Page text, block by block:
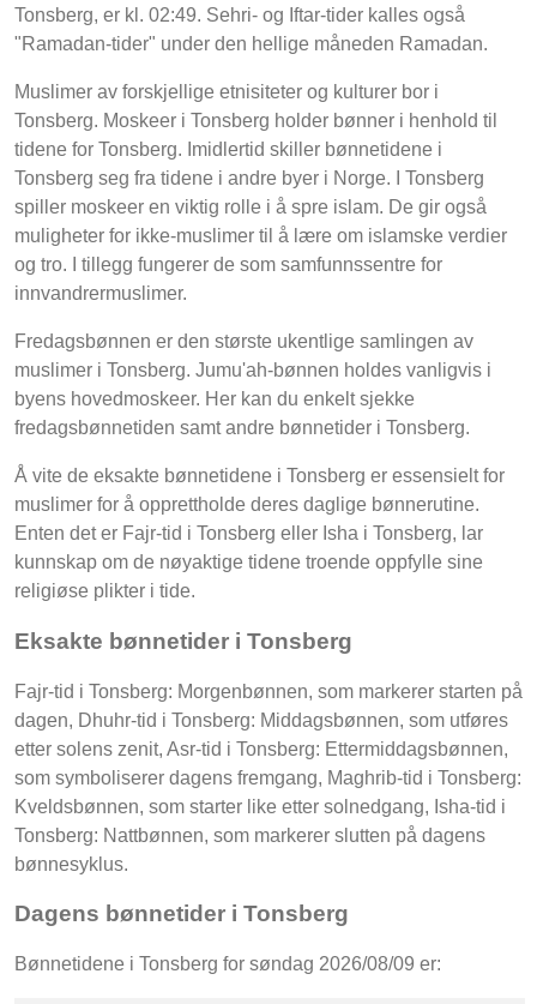
Tonsberg, er kl. 02:49. Sehri- og Iftar-tider kalles også
"Ramadan-tider" under den hellige måneden Ramadan.
Muslimer av forskjellige etnisiteter og kulturer bor i
Tonsberg. Moskeer i Tonsberg holder bønner i henhold til
tidene for Tonsberg. Imidlertid skiller bønnetidene i
Tonsberg seg fra tidene i andre byer i Norge. I Tonsberg
spiller moskeer en viktig rolle i å spre islam. De gir også
muligheter for ikke-muslimer til å lære om islamske verdier
og tro. I tillegg fungerer de som samfunnssentre for
innvandrermuslimer.
Fredagsbønnen er den største ukentlige samlingen av
muslimer i Tonsberg. Jumu'ah-bønnen holdes vanligvis i
byens hovedmoskeer. Her kan du enkelt sjekke
fredagsbønnetiden samt andre bønnetider i Tonsberg.
Å vite de eksakte bønnetidene i Tonsberg er essensielt for
muslimer for å opprettholde deres daglige bønnerutine.
Enten det er Fajr-tid i Tonsberg eller Isha i Tonsberg, lar
kunnskap om de nøyaktige tidene troende oppfylle sine
religiøse plikter i tide.
Eksakte bønnetider i Tonsberg
Fajr-tid i Tonsberg: Morgenbønnen, som markerer starten på
dagen, Dhuhr-tid i Tonsberg: Middagsbønnen, som utføres
etter solens zenit, Asr-tid i Tonsberg: Ettermiddagsbønnen,
som symboliserer dagens fremgang, Maghrib-tid i Tonsberg:
Kveldsbønnen, som starter like etter solnedgang, Isha-tid i
Tonsberg: Nattbønnen, som markerer slutten på dagens
bønnesyklus.
Dagens bønnetider i Tonsberg
Bønnetidene i Tonsberg for søndag 2026/08/09 er: